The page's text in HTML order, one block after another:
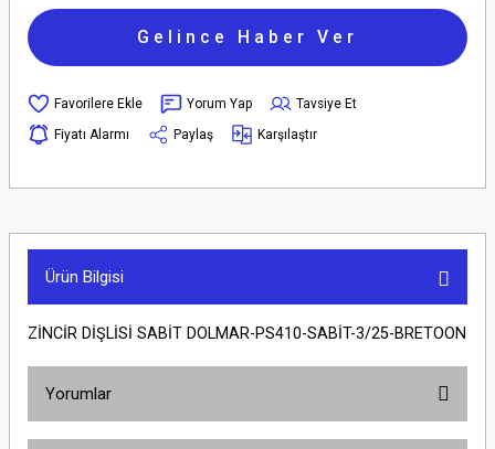
Gelince Haber Ver
Yorum Yap
Tavsiye Et
Fiyatı Alarmı
Paylaş Karşılaştır
Ürün Bilgisi
ZİNCİR DİŞLİSİ SABİT DOLMAR-PS410-SABİT-3/25-BRETOON
Yorumlar